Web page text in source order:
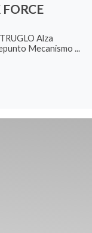
Alza
Mecanismo ...